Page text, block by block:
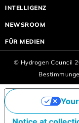
INTELLIGENZ
NEWSROOM
FÜR MEDIEN
© Hydrogen Council